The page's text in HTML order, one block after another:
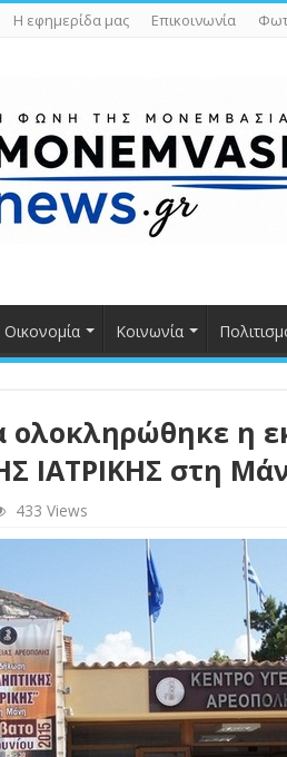
Η εφημερίδα μας Επικοινωνία
Οικονομία Κοινωνία
ολοκληρώθηκε η
ΙΑΤΡΙΚΗΣ στη
433 Views